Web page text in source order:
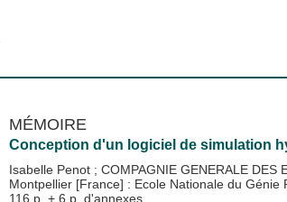
MÉMOIRE
Conception d'un logiciel de simulation
Isabelle Penot ; COMPAGNIE GENERALE DES
Montpellier [France] : Ecole Nationale du
116 p. + 6 p. d'annexes